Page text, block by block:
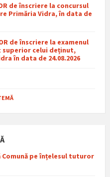
de înscriere la concursul
Primăria Vidra, în data de
de înscriere la examenul
superior celui deținut,
în data de 24.08.2026
pe înțelesul tuturor